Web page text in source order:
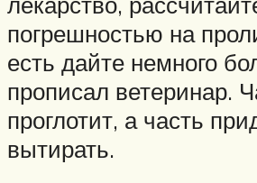
погрешностью на
есть дайте немного
прописал ветеринар.
проглотит, а часть
вытирать.